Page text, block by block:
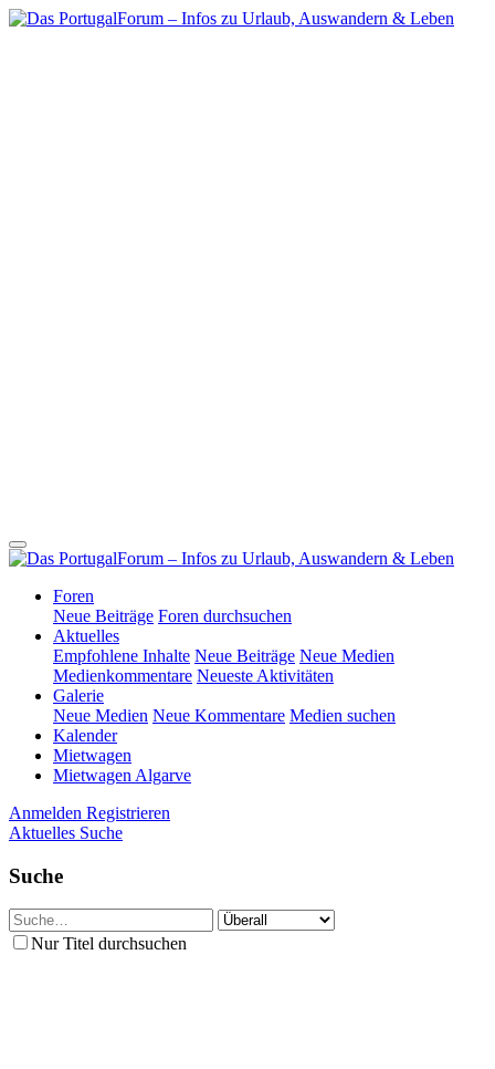
Foren
Neue Beiträge Foren durchsuchen
Aktuelles
Empfohlene Inhalte Neue Beiträge Neue Medien
Medienkommentare Neueste Aktivitäten
Galerie
Neue Medien Neue Kommentare Medien suchen
Kalender
Mietwagen
Mietwagen Algarve
Anmelden Registrieren
Aktuelles Suche
Suche
Nur Titel durchsuchen